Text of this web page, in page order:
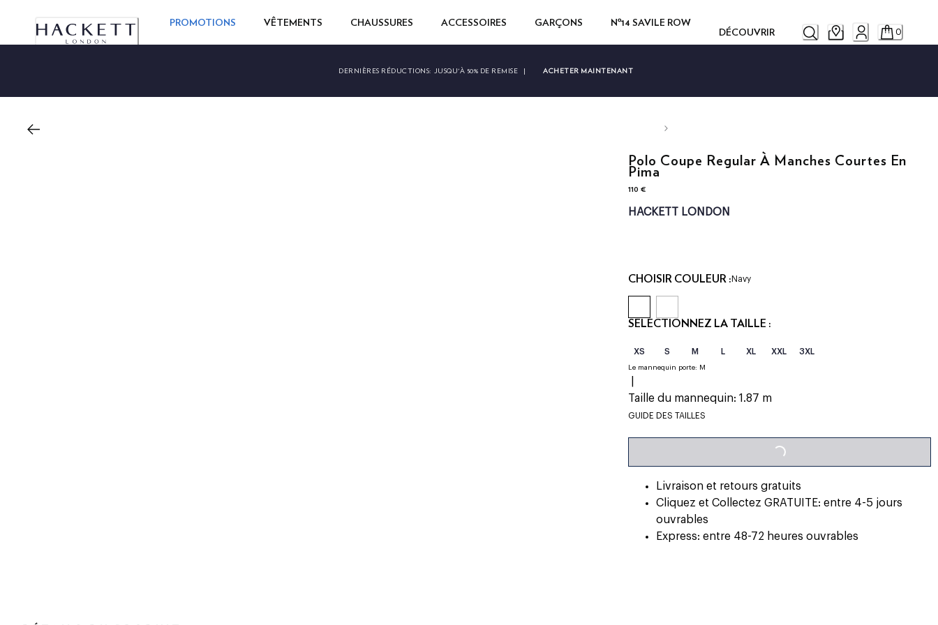
PROMOTIONS VÊTEMENTS CHAUSSURES ACCESSOIRES GARÇONS
Nº14 SAVILE ROW
DÉCOUVRIR
0
DERNIÈRES RÉDUCTIONS: JUSQU'À 50% DE REMISE | ACHETER MAINTENANT
Polo Coupe Regular À Manches Courtes En
Pima
110 €
current price 110 €
HACKETT LONDON
CHOISIR COULEUR :Navy
SÉLECTIONNEZ LA TAILLE :
XS S M L XL XXL 3XL
Le mannequin porte: M
Taille du mannequin:1.87 m
GUIDE DES TAILLES LOADING...
Livraison et retours gratuits
Cliquez et Collectez GRATUITE: entre 4-5 jours
ouvrables
Express: entre 48-72 heures ouvrables